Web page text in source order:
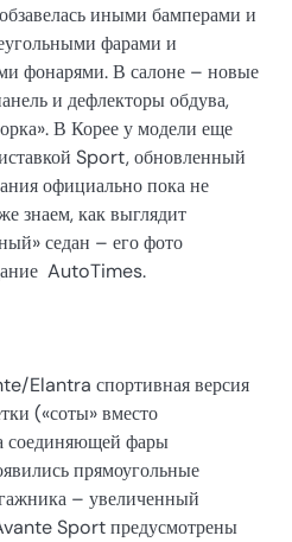
иными бамперами и
фарами и
фонарями. В салоне – новые
и дефлекторы обдува,
В Корее у модели еще
Sport, обновленный
официально пока не
знаем, как выглядит
седан – его фото
AutoTimes.
Elantra спортивная версия
(«соты» вместо
соединяющей фары
прямоугольные
– увеличенный
Sport предусмотрены